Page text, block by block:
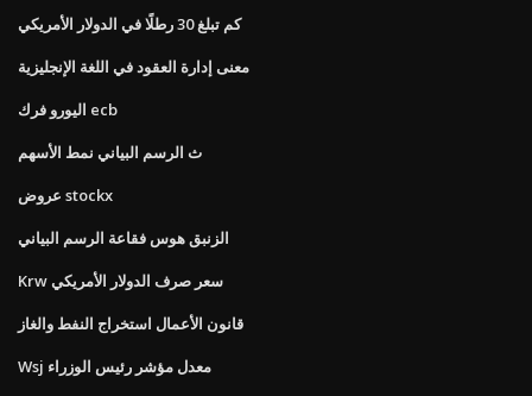
كم تبلغ 30 رطلًا في الدولار الأمريكي
معنى إدارة العقود في اللغة الإنجليزية
اليورو فرك ecb
ث الرسم البياني نمط الأسهم
عروض stockx
الزنبق هوس فقاعة الرسم البياني
Krw سعر صرف الدولار الأمريكي
قانون الأعمال استخراج النفط والغاز
Wsj معدل مؤشر رئيس الوزراء